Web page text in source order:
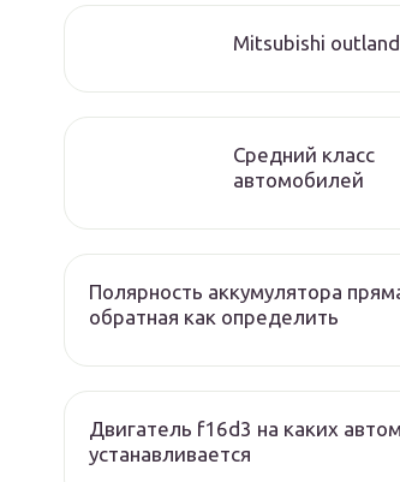
Mitsubishi
Средний класс
автомобилей
Полярность аккумулятора
обратная как определить
Двигатель f16d3 на каких
устанавливается